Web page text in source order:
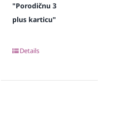
"Porodičnu 3
plus karticu"
Details